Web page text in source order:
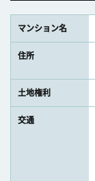
マンション名
住所
土地権利
交通